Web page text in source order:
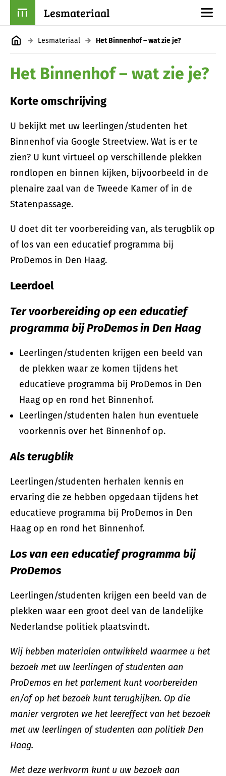
Lesmateriaal
Lesmateriaal Het Binnenhof – wat zie je?
Het Binnenhof – wat zie je?
Korte omschrijving
U bekijkt met uw leerlingen/studenten het
Binnenhof via Google Streetview. Wat is er te
zien? U kunt virtueel op verschillende plekken
rondlopen en binnen kijken, bijvoorbeeld in de
plenaire zaal van de Tweede Kamer of in de
Statenpassage.
U doet dit ter voorbereiding van, als terugblik op
of los van een educatief programma bij
ProDemos in Den Haag.
Leerdoel
Ter voorbereiding op een educatief
programma bij ProDemos in Den Haag
Leerlingen/studenten krijgen een beeld van
de plekken waar ze komen tijdens het
educatieve programma bij ProDemos in Den
Haag op en rond het Binnenhof.
Leerlingen/studenten halen hun eventuele
voorkennis over het Binnenhof op.
Als terugblik
Leerlingen/studenten herhalen kennis en
ervaring die ze hebben opgedaan tijdens het
educatieve programma bij ProDemos in Den
Haag op en rond het Binnenhof.
Los van een educatief programma bij
ProDemos
Leerlingen/studenten krijgen een beeld van de
plekken waar een groot deel van de landelijke
Nederlandse politiek plaatsvindt.
Wij hebben materialen ontwikkeld waarmee u het
bezoek met uw leerlingen of studenten aan
ProDemos en het parlement kunt voorbereiden
en/of op het bezoek kunt terugkijken. Op die
manier vergroten we het leereffect van het bezoek
met uw leerlingen of studenten aan politiek Den
Haag.
Met deze werkvorm kunt u uw bezoek aan